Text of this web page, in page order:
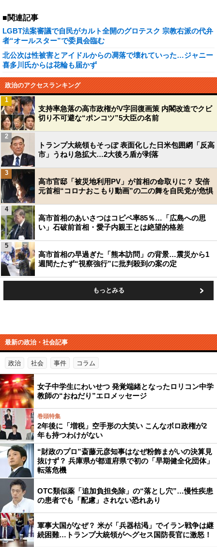
■関連記事
LGBT法案審議で自民がカルト全開のグロテスク 宗教右派の代弁
者“オールスター”で委員会臨む
北公次は性被害とアイドルからの凋落で壊れていった…ジャニー
喜多川氏からは花輪も届かず
政治のアクセスランキング
支持率急落の高市政権がV字回復画策 内閣改造でクビ
切り不可避な“ポンコツ”5大臣の名前
1
トランプ大統領もそっぽ 表面化した日米包囲網「反高
市」うねり急拡大…2大後ろ盾が剥落
2
高市官邸「被災地利用PV」が首相の命取りに？ 安倍
元首相“コロナおこもり動画”の二の舞を自民党が危惧
3
高市首相のあいさつはコピペ率85％…「広島への思
い」石破前首相・愛子内親王とは絶望的格差
4
高市首相の早過ぎた「熊本訪問」の背景…震災から1
週間たたず“視察強行”に批判殺到の案の定
5
もっとみる
最新の政治・社会記事
政治 社会 事件 コラム
女子中学生にわいせつ 発覚端緒となったロリコン中学
教師の“おねだり”エロメッセージ
巻頭特集
2年後に「増税」空手形の大笑い こんなボロ政権が2
年も持つわけがない
“財政のプロ”斎藤元彦知事はなぜ粉飾まがいの決算見
抜けず？ 兵庫県が都道府県で初の「早期健全化団体」
転落危機
OTC類似薬「追加負担免除」の“落とし穴”…慢性疾患
の患者でも「配慮」されない恐れあり
軍事大国がなぜ？ 米が「兵器枯渇」でイラン戦争は継
続困難…トランプ大統領がヘグセス国防長官に激怒！